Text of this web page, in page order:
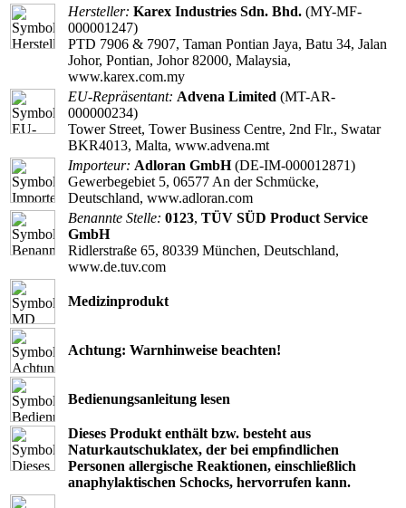
Hersteller: Karex Industries Sdn. Bhd. (MY-MF-
000001247)
PTD 7906 & 7907, Taman Pontian Jaya, Batu 34, Jalan
Johor, Pontian, Johor 82000, Malaysia,
www.karex.com.my
EU-Repräsentant: Advena Limited (MT-AR-
000000234)
Tower Street, Tower Business Centre, 2nd Flr., Swatar
BKR4013, Malta, www.advena.mt
Importeur: Adloran GmbH(DE-IM-000012871)
Gewerbegebiet 5, 06577 An der Schmücke,
Deutschland, www.adloran.com
Benannte Stelle: 0123, TÜV SÜD Product Service
GmbH
Ridlerstraße 65, 80339 München, Deutschland,
www.de.tuv.com
Medizinprodukt
Achtung: Warnhinweise beachten!
Bedienungsanleitung lesen
Dieses Produkt enthält bzw. besteht aus
Naturkautschuklatex, der bei empﬁndlichen
Personen allergische Reaktionen, einschließlich
anaphylaktischen Schocks, hervorrufen kann.